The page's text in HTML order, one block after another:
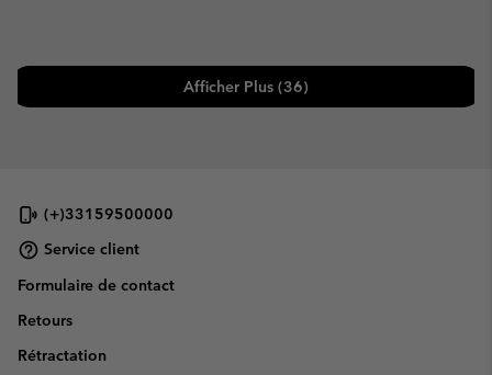
Afficher Plus (36)
(+)33159500000
Service client
Formulaire de contact
Retours
Rétractation